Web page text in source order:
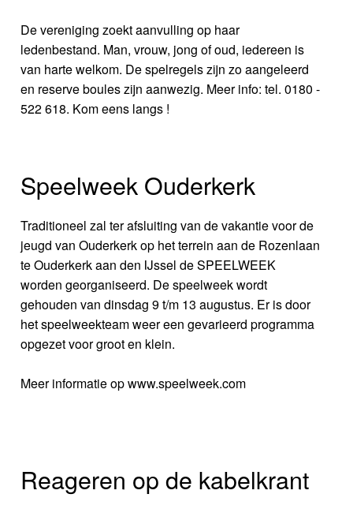
De vereniging zoekt aanvulling op haar
ledenbestand. Man, vrouw, jong of oud, iedereen is
van harte welkom. De spelregels zijn zo aangeleerd
en reserve boules zijn aanwezig. Meer info: tel. 0180 -
522 618. Kom eens langs !
Speelweek Ouderkerk
Traditioneel zal ter afsluiting van de vakantie voor de
jeugd van Ouderkerk op het terrein aan de Rozenlaan
te Ouderkerk aan den IJssel de SPEELWEEK
worden georganiseerd. De speelweek wordt
gehouden van dinsdag 9 t/m 13 augustus. Er is door
het speelweekteam weer een gevarieerd programma
opgezet voor groot en klein.
Meer informatie op www.speelweek.com
Reageren op de kabelkrant